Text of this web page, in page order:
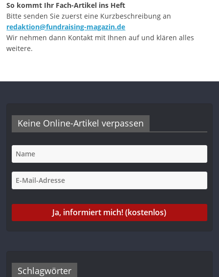
So kommt Ihr Fach-Artikel ins Heft
Bitte senden Sie zuerst eine Kurzbeschreibung an
redaktion@fundraising-magazin.de
Wir nehmen dann Kontakt mit Ihnen auf und klären alles
weitere.
Keine Online-Artikel verpassen
Schlagwörter